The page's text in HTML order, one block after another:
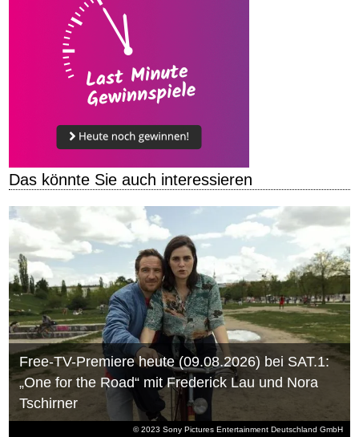
Das könnte Sie auch interessieren
© 2023 Sony Pictures Entertainment Deutschland GmbH
Free-TV-Premiere heute (09.08.2026) bei SAT.1:
„One for the Road“ mit Frederick Lau und Nora
Tschirner